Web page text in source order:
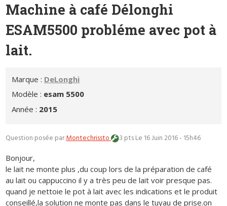
Machine à café Délonghi
ESAM5500 probléme avec pot à
lait.
Marque : DeLonghi
Modèle : esam 5500
Année : 2015
Question posée parMontechrissto 3 ptsLe 16 Juin 2016 - 15h46
Bonjour,
le lait ne monte plus ,du coup lors de la préparation de café
au lait ou cappuccino il y a très peu de lait voir presque pas.
quand je nettoie le pot à lait avec les indications et le produit
conseillé,la solution ne monte pas dans le tuyau de prise.on